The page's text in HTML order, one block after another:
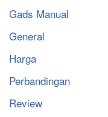
Gads Manual
General
Harga
Perbandingan
Review